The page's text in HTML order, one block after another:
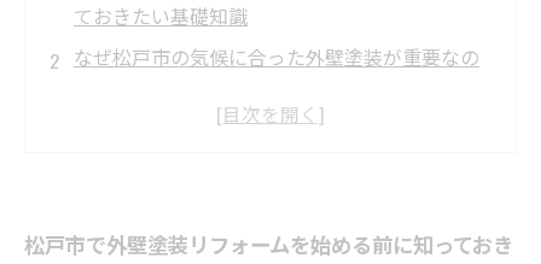
ておきたい基礎知識
なぜ松戸市の気候に合った外壁塗装が重要なの
信頼できる外壁塗装業者の選び方〜失敗しない
ムを実現しよう
松戸市で外壁塗装リフォームを始める前に知っておき